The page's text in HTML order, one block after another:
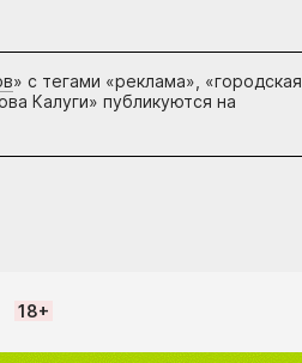
» с тегами «реклама», «городская
Калуги» публикуются на
18+